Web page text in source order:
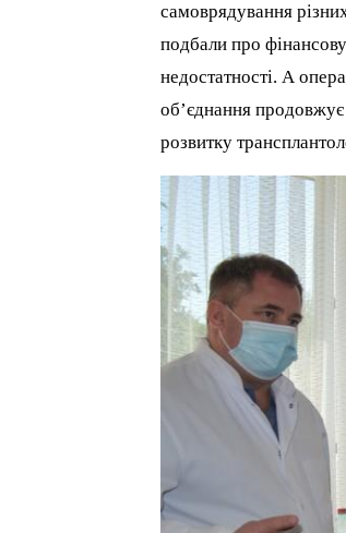
самоврядування
подбали про
недостатності. А
об’єднання
розвитку